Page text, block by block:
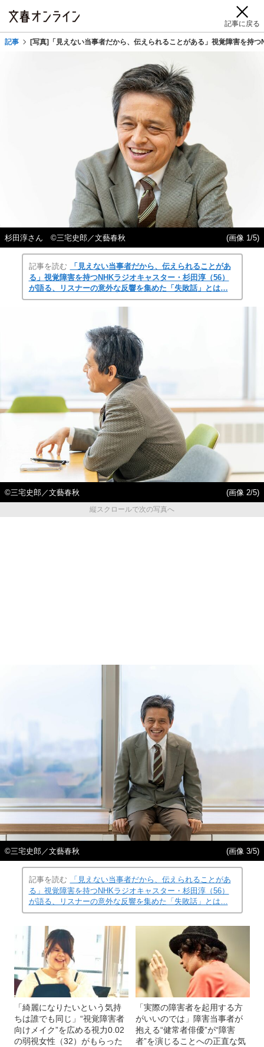
記事に戻る
記事 [写真]「見えない当事者だから、伝えられることがある」視覚障害を持
杉田淳さん ©三宅史郎／文藝春秋 (画像 1/5)
記事を読む
「見えない当事者だから、伝えられることがあ
る」視覚障害を持つNHKラジオキャスター・杉田淳（56）
が語る、リスナーの意外な反響を集めた「失敗話」とは…
©三宅史郎／文藝春秋
(画像 2/5)
縦スクロールで次の写真へ
©三宅史郎／文藝春秋 (画像 3/5)
記事を読む
「見えない当事者だから、伝えられることがあ
る」視覚障害を持つNHKラジオキャスター・杉田淳（56）
が語る、リスナーの意外な反響を集めた「失敗話」とは…
「綺麗になりたいという気持
ちは誰でも同じ」“視覚障害者
向けメイク”を広める視力0.02
の弱視女性（32）がもらった
「実際の障害者を起用する方
がいいのでは」障害当事者が
抱える“健常者俳優”が“障害
者”を演じることへの正直な気